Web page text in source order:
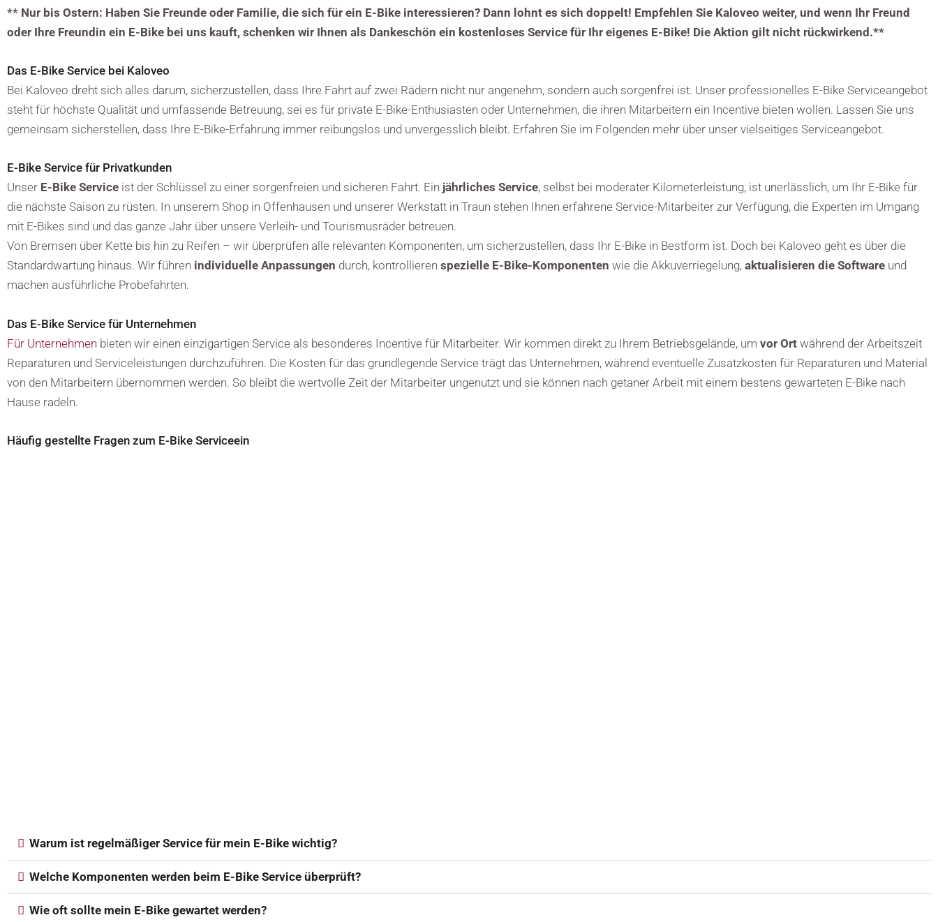
** Nur bis Ostern: Haben Sie Freunde oder Familie, die sich für ein E-Bike interessieren? Dann lohnt es sich doppelt! Empfehlen Sie Kaloveo weiter, und wenn Ihr Freund
oder Ihre Freundin ein E-Bike bei uns kauft, schenken wir Ihnen als Dankeschön ein kostenloses Service für Ihr eigenes E-Bike! Die Aktion gilt nicht rückwirkend.**
Das E-Bike Service bei Kaloveo
Bei Kaloveo dreht sich alles darum, sicherzustellen, dass Ihre Fahrt auf zwei Rädern nicht nur angenehm, sondern auch sorgenfrei ist. Unser professionelles E-Bike Serviceangebot
steht für höchste Qualität und umfassende Betreuung, sei es für private E-Bike-Enthusiasten oder Unternehmen, die ihren Mitarbeitern ein Incentive bieten wollen. Lassen Sie uns
gemeinsam sicherstellen, dass Ihre E-Bike-Erfahrung immer reibungslos und unvergesslich bleibt. Erfahren Sie im Folgenden mehr über unser vielseitiges Serviceangebot.
E-Bike Service für Privatkunden
Unser E-Bike Service ist der Schlüssel zu einer sorgenfreien und sicheren Fahrt. Ein jährliches Service, selbst bei moderater Kilometerleistung, ist unerlässlich, um Ihr E-Bike für
die nächste Saison zu rüsten. In unserem Shop in Offenhausen und unserer Werkstatt in Traun stehen Ihnen erfahrene Service-Mitarbeiter zur Verfügung, die Experten im Umgang
mit E-Bikes sind und das ganze Jahr über unsere Verleih- und Tourismusräder betreuen.
Von Bremsen über Kette bis hin zu Reifen – wir überprüfen alle relevanten Komponenten, um sicherzustellen, dass Ihr E-Bike in Bestform ist. Doch bei Kaloveo geht es über die
Standardwartung hinaus. Wir führen individuelle Anpassungen durch, kontrollieren spezielle E-Bike-Komponenten wie die Akkuverriegelung, aktualisieren die Software und
machen ausführliche Probefahrten.
Das E-Bike Service für Unternehmen
Für Unternehmen bieten wir einen einzigartigen Service als besonderes Incentive für Mitarbeiter. Wir kommen direkt zu Ihrem Betriebsgelände, um vor Ort während der Arbeitszeit
Reparaturen und Serviceleistungen durchzuführen. Die Kosten für das grundlegende Service trägt das Unternehmen, während eventuelle Zusatzkosten für Reparaturen und Material
von den Mitarbeitern übernommen werden. So bleibt die wertvolle Zeit der Mitarbeiter ungenutzt und sie können nach getaner Arbeit mit einem bestens gewarteten E-Bike nach
Hause radeln.
Häufig gestellte Fragen zum E-Bike Serviceein
Warum ist regelmäßiger Service für mein E-Bike wichtig?
Welche Komponenten werden beim E-Bike Service überprüft?
Wie oft sollte mein E-Bike gewartet werden?